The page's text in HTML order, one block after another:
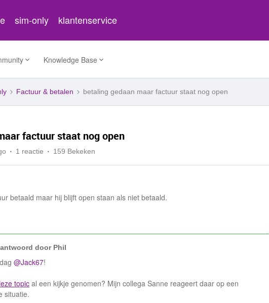
sim-only klantenservice
Knowledge Base
Factuur & betalen betaling gedaan maar factuur staat nog open
factuur staat nog open
1 reactie 159 Bekeken
betaald maar hij blijft open staan als niet betaald.
doorPhil
@Jack67!
topic al een kijkje genomen? Mijn collega Sanne reageert daar op een
situatie.